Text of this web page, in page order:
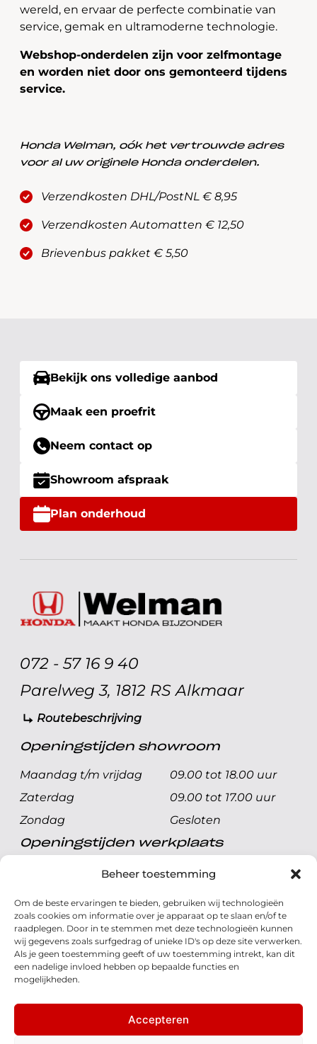
Beheer toestemming
Om de beste ervaringen te bieden, gebruiken wij technologieën
zoals cookies om informatie over je apparaat op te slaan en/of te
raadplegen. Door in te stemmen met deze technologieën kunnen
wij gegevens zoals surfgedrag of unieke ID's op deze site verwerken.
Als je geen toestemming geeft of uw toestemming intrekt, kan dit
een nadelige invloed hebben op bepaalde functies en
mogelijkheden.
Accepteren
wereld, en ervaar de perfecte combinatie van
service, gemak en ultramoderne technologie.
Webshop-onderdelen zijn voor zelfmontage
en worden niet door ons gemonteerd tijdens
service.
Honda Welman, oók het vertrouwde adres
voor al uw originele Honda onderdelen.
Verzendkosten DHL/PostNL € 8,95
Verzendkosten Automatten € 12,50
Brievenbus pakket € 5,50
Bekijk ons volledige aanbod
Maak een proefrit
Neem contact op
Showroom afspraak
Plan onderhoud
072 - 57 16 9 40
Parelweg 3, 1812 RS Alkmaar
Routebeschrijving
Openingstijden showroom
Maandag t/m vrijdag
09.00 tot 18.00 uur
Zaterdag
09.00 tot 17.00 uur
Zondag
Gesloten
Openingstijden werkplaats
Maandag t/m vrijdag
08.00 tot 17.00 uur
Zondag
Gesloten
Volg ons